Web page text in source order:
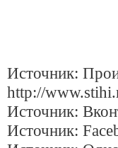
Источник:
http://
Источник:
Источник: